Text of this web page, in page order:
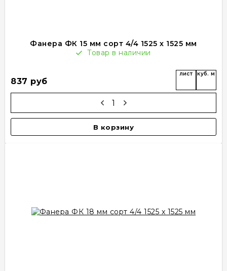
Фанера ФК 15 мм сорт 4/4 1525 х 1525 мм
Товар в наличии
837 руб
лист куб. м
В корзину